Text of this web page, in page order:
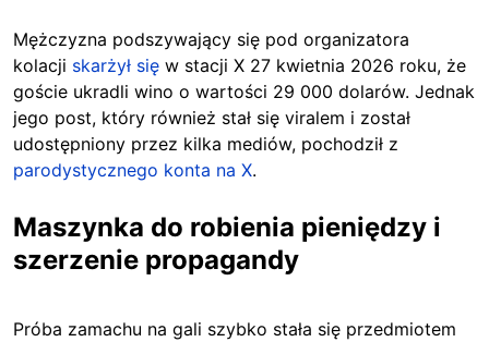
Mężczyzna podszywający się pod organizatora
kolacji skarżył się w stacji X 27 kwietnia 2026 roku, że
goście ukradli wino o wartości 29 000 dolarów. Jednak
jego post, który również stał się viralem i został
udostępniony przez kilka mediów, pochodził z
parodystycznego konta na X.
Maszynka do robienia pieniędzy i
szerzenie propagandy
Próba zamachu na gali szybko stała się przedmiotem